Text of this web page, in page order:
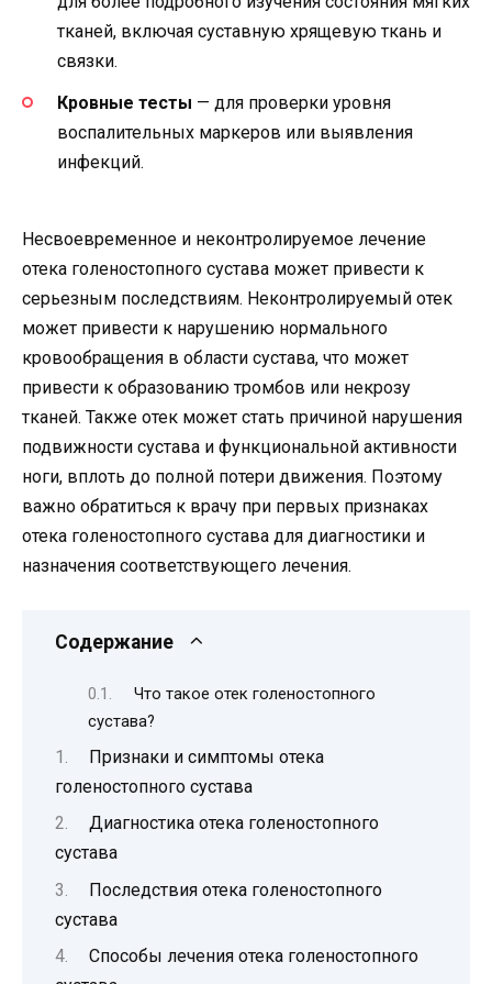
тканей, включая суставную хрящевую ткань и
связки.
Кровные тесты — для проверки уровня
воспалительных маркеров или выявления
инфекций.
Несвоевременное и неконтролируемое лечение
отека голеностопного сустава может привести к
серьезным последствиям. Неконтролируемый отек
может привести к нарушению нормального
кровообращения в области сустава, что может
привести к образованию тромбов или некрозу
тканей. Также отек может стать причиной нарушения
подвижности сустава и функциональной активности
ноги, вплоть до полной потери движения. Поэтому
важно обратиться к врачу при первых признаках
отека голеностопного сустава для диагностики и
назначения соответствующего лечения.
Содержание
Что такое отек голеностопного
сустава?
Признаки и симптомы отека
голеностопного сустава
Диагностика отека голеностопного
сустава
Последствия отека голеностопного
сустава
Способы лечения отека голеностопного